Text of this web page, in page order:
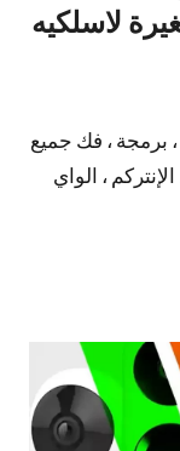
لاسلكيه
، برمجة ، فك جميع
، الواي